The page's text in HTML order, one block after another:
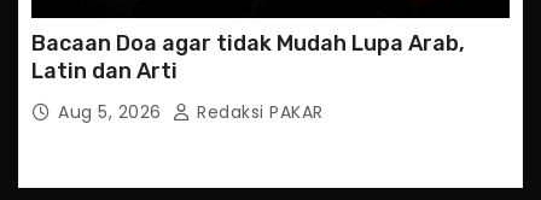
Bacaan Doa agar tidak Mudah Lupa Arab,
Latin dan Arti
Aug 5, 2026 Redaksi PAKAR